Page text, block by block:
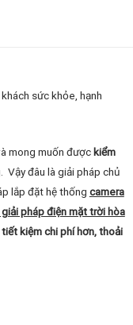
sức khỏe, hạnh
mong muốn được kiểm
đâu là giải pháp chủ
lắp đặt hệ thống camera
pháp điện mặt trời hòa
tiết kiệm chi phí hơn, thoải